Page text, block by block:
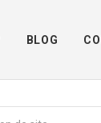
BLOG